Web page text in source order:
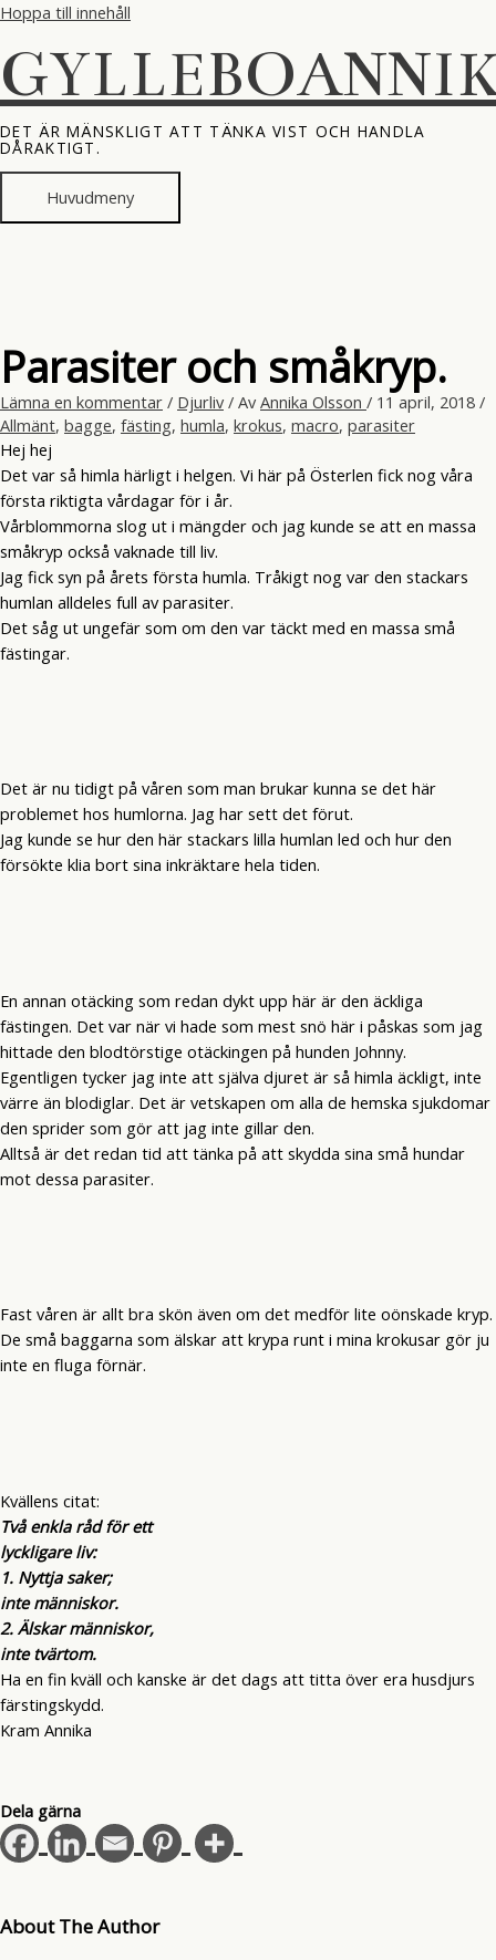
Hoppa till innehåll
DET ÄR MÄNSKLIGT ATT TÄNKA VIST OCH HANDLA
DÅRAKTIGT.
Huvudmeny
Parasiter och småkryp.
Lämna en kommentar / Djurliv / Av Annika Olsson / 11 april, 2018 /
Allmänt, bagge, fästing, humla, krokus, macro, parasiter
Hej hej
Det var så himla härligt i helgen. Vi här på Österlen fick nog våra
första riktigta vårdagar för i år.
Vårblommorna slog ut i mängder och jag kunde se att en massa
småkryp också vaknade till liv.
Jag fick syn på årets första humla. Tråkigt nog var den stackars
humlan alldeles full av parasiter.
Det såg ut ungefär som om den var täckt med en massa små
fästingar.
Det är nu tidigt på våren som man brukar kunna se det här
problemet hos humlorna. Jag har sett det förut.
Jag kunde se hur den här stackars lilla humlan led och hur den
försökte klia bort sina inkräktare hela tiden.
En annan otäcking som redan dykt upp här är den äckliga
fästingen. Det var när vi hade som mest snö här i påskas som jag
hittade den blodtörstige otäckingen på hunden Johnny.
Egentligen tycker jag inte att själva djuret är så himla äckligt, inte
värre än blodiglar. Det är vetskapen om alla de hemska sjukdomar
den sprider som gör att jag inte gillar den.
Alltså är det redan tid att tänka på att skydda sina små hundar
mot dessa parasiter.
Fast våren är allt bra skön även om det medför lite oönskade kryp.
De små baggarna som älskar att krypa runt i mina krokusar gör ju
inte en fluga förnär.
Kvällens citat:
Två enkla råd för ett
lyckligare liv:
1. Nyttja saker;
inte människor.
2. Älskar människor,
inte tvärtom.
Ha en fin kväll och kanske är det dags att titta över era husdjurs
färstingskydd.
Kram Annika
Dela gärna
About The Author